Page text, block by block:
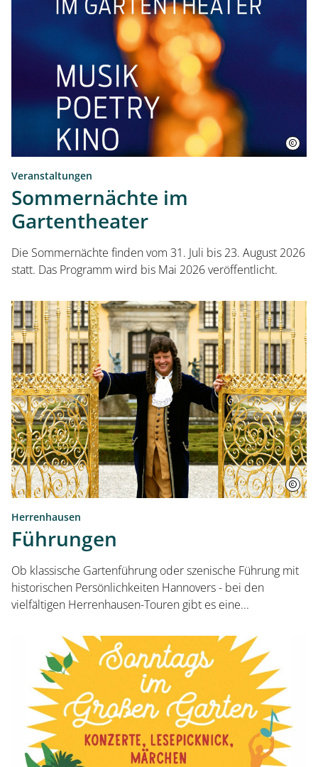
Besuch planen
Herrenhausen erleben
Kleines Fest im Großen Garten
Museum Schloss Herrenhausen
Service und Aktuelles
Veranstaltungen
Veranstaltungen
Sommernächte im
Gartentheater
Die Sommernächte finden vom 31. Juli bis 23. August 2026
statt. Das Programm wird bis Mai 2026 veröffentlicht.
Herrenhausen
Führungen
Ob klassische Gartenführung oder szenische Führung mit
historischen Persönlichkeiten Hannovers - bei den
vielfältigen Herrenhausen-Touren gibt es eine...